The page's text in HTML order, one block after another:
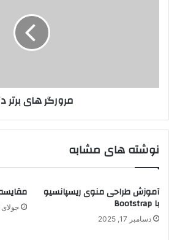
مرورگر های برتر
نوشته های مشابه
آموزش طراحی منوی ریسپانسیو
با Bootstrap
دسامبر 17, 2025
جولای 15, 2025